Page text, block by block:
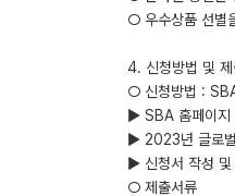
○ 우수상품 선별
4. 신청방법 및 제
○ 신청방법 :
▶ SBA 홈페이
▶ 2023년 글로
▶ 신청서 작성 및
○ 제출서류